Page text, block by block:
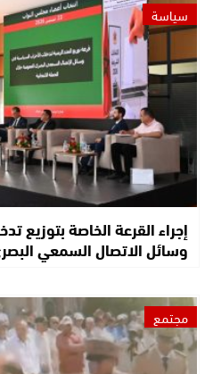
سياسة
إجراء القرعة الخاصة بتوزيع
وسائل الاتصال السمعي
مجتمع